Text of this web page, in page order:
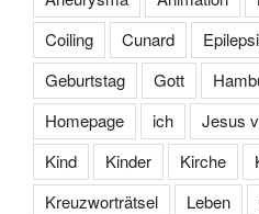
Coiling
Cunard
Geburtstag
Gott
Homepage
ich Jesus
Kind
Kinder Kirche
Kreuzworträtsel
Leben